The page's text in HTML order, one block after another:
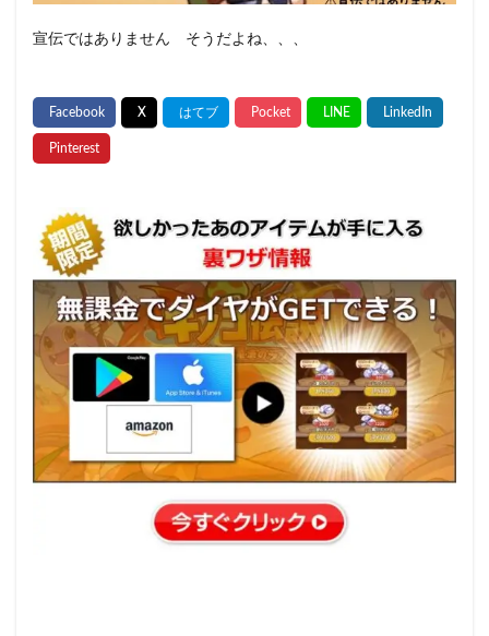
宣伝ではありません そうだよね、、、